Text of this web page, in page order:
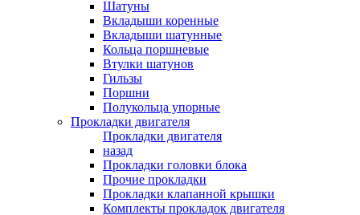
Шатуны
Вкладыши коренные
Вкладыши шатунные
Кольца поршневые
Втулки шатунов
Гильзы
Поршни
Полукольца упорные
Прокладки двигателя
Прокладки двигателя
назад
Прокладки головки блока
Прочие прокладки
Прокладки клапанной крышки
Комплекты прокладок двигателя